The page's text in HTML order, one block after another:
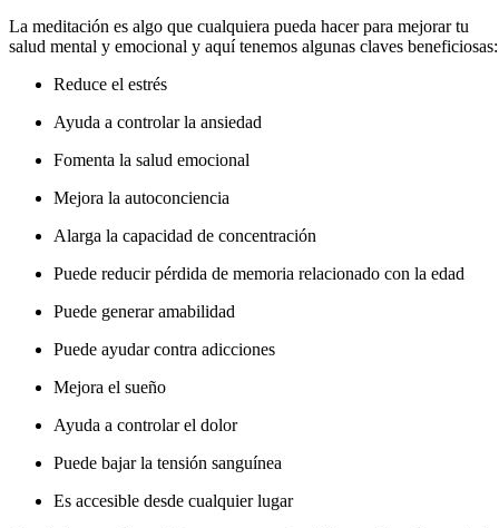
La meditación es algo que cualquiera pueda hacer para mejorar tu
salud mental y emocional y aquí tenemos algunas claves beneficiosas:
Reduce el estrés
Ayuda a controlar la ansiedad
Fomenta la salud emocional
Mejora la autoconciencia
Alarga la capacidad de concentración
Puede reducir pérdida de memoria relacionado con la edad
Puede generar amabilidad
Puede ayudar contra adicciones
Mejora el sueño
Ayuda a controlar el dolor
Puede bajar la tensión sanguínea
Es accesible desde cualquier lugar